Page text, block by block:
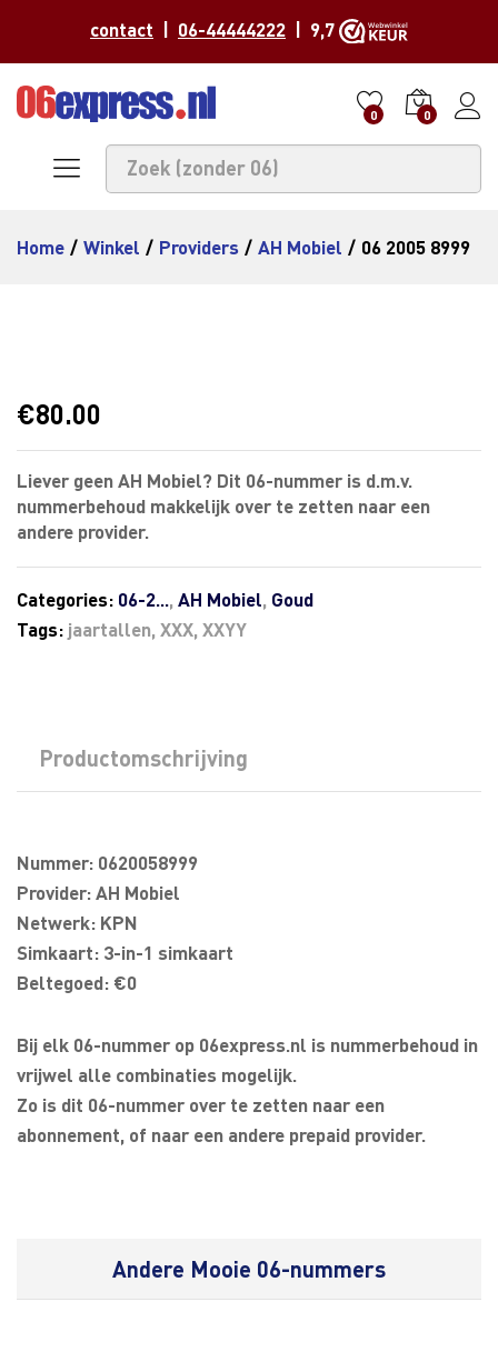
contact 06-44444222 | 9,7
0 0
Home / Winkel / Providers / AH Mobiel / 06 2005 8999
€80.00
Liever geen AH Mobiel? Dit 06-nummer is d.m.v.
nummerbehoud makkelijk over te zetten naar een
andere provider.
Categories: 06-2..., AH Mobiel, Goud
Tags: jaartallen, XXX, XXYY
Productomschrijving
Nummer: 0620058999
Provider: AH Mobiel
Netwerk: KPN
Simkaart: 3-in-1 simkaart
Beltegoed: €0
Bij elk 06-nummer op 06express.nl is nummerbehoud in
vrijwel alle combinaties mogelijk.
Zo is dit 06-nummer over te zetten naar een
abonnement, of naar een andere prepaid provider.
Andere Mooie 06-nummers